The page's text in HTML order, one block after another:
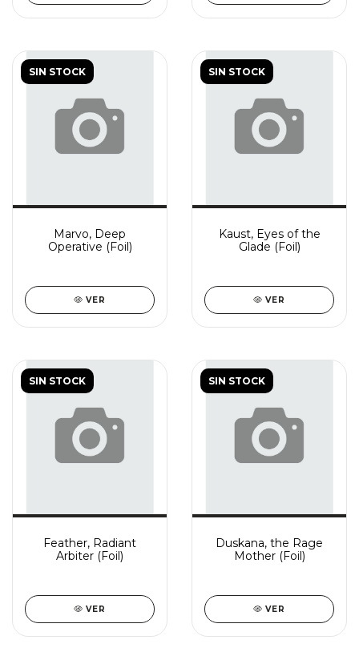
SIN STOCK
Marvo, Deep
Operative (Foil)
VER
SIN STOCK
Kaust, Eyes of the
Glade (Foil)
VER
SIN STOCK
Feather, Radiant
Arbiter (Foil)
VER
SIN STOCK
Duskana, the Rage
Mother (Foil)
VER